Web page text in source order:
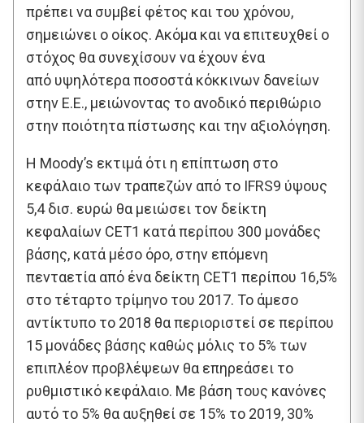
πρέπει να συμβεί φέτος και του χρόνου,
σημειώνει ο οίκος. Ακόμα και να επιτευχθεί ο
στόχος θα συνεχίσουν να έχουν ένα
από υψηλότερα ποσοστά κόκκινων δανείων
στην Ε.Ε., μειώνοντας το ανοδικό περιθώριο
στην ποιότητα πίστωσης και την αξιολόγηση.
Η Moody’s εκτιμά ότι η επίπτωση στο
κεφάλαιο των τραπεζών από το IFRS9 ύψους
5,4 δισ. ευρώ θα μειώσει τον δείκτη
κεφαλαίων CET1 κατά περίπου 300 μονάδες
βάσης, κατά μέσο όρο, στην επόμενη
πενταετία από ένα δείκτη CET1 περίπου 16,5%
στο τέταρτο τρίμηνο του 2017. Το άμεσο
αντίκτυπο το 2018 θα περιοριστεί σε περίπου
15 μονάδες βάσης καθώς μόλις το 5% των
επιπλέον προβλέψεων θα επηρεάσει το
ρυθμιστικό κεφάλαιο. Με βάση τους κανόνες
αυτό το 5% θα αυξηθεί σε 15% το 2019, 30%